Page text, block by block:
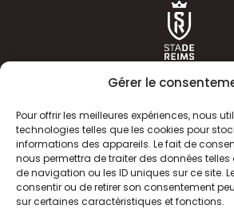
Gérer le
Pour offrir les meilleures expériences, nous
technologies telles que les cookies pour
informations des appareils. Le fait de
nous permettra de traiter des données
de navigation ou les ID uniques sur ce site.
consentir ou de retirer son consentement
sur certaines caractéristiques et fonctions.
ACTUALITÉS
CLUB
HISTOIRE
ÉQUIPE